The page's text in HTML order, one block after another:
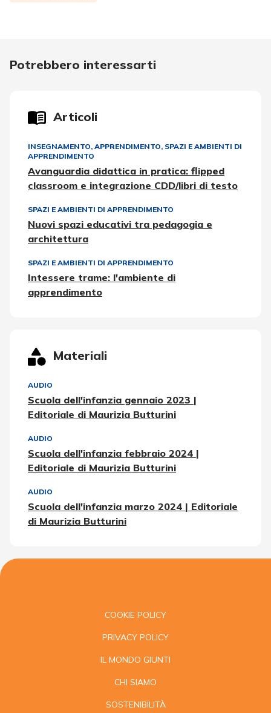
Potrebbero interessarti
Articoli
INSEGNAMENTO, APPRENDIMENTO, SPAZI E AMBIENTI DI
APPRENDIMENTO
Avanguardia didattica in pratica: flipped
classroom e integrazione CDD/libri di testo
SPAZI E AMBIENTI DI APPRENDIMENTO
Nuovi spazi educativi tra pedagogia e
architettura
SPAZI E AMBIENTI DI APPRENDIMENTO
Intessere trame: l'ambiente di
apprendimento
Materiali
AUDIO
Scuola dell'infanzia gennaio 2023 |
Editoriale di Maurizia Butturini
AUDIO
Scuola dell'infanzia febbraio 2024 |
Editoriale di Maurizia Butturini
AUDIO
Scuola dell'infanzia marzo 2024 | Editoriale
di Maurizia Butturini
COOKIE POLICY
PRIVACY POLICY
IL MONDO GIUNTI
CHI SIAMO
SOSTENIBILITÀ